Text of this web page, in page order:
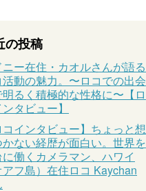
の投稿
ニー在住・カオルさんが語る
活動の魅力。〜ロコでの出会
明るく積極的な性格に〜【ロ
タビュー】
コインタビュー】ちょっと想
ない経歴が面白い。世界を
働くカメラマン、ハワイ
アフ島）在住ロコ Kaychan